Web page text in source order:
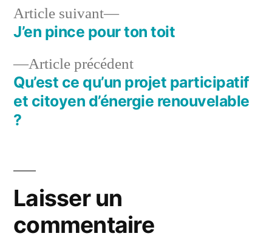
2018
Navigation
de
l’article
Article précédentArticle
précédent :
Qu’est ce qu’un projet participatif
et citoyen d’énergie renouvelable
?
Article suivant
Article
suivant :
J’en pince pour ton toit
Laisser un
commentaire